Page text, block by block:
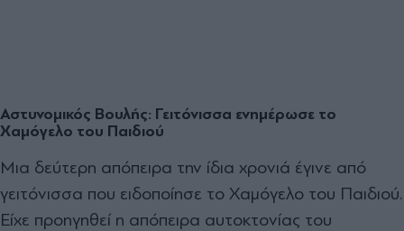
Αστυνομικός Βουλής: Γειτόνισσα ενημέρωσε το
Χαμόγελο του Παιδιού
Μια δεύτερη απόπειρα την ίδια χρονιά έγινε από
γειτόνισσα που ειδοποίησε το Χαμόγελο του Παιδιού.
Είχε προηγηθεί η απόπειρα αυτοκτονίας του